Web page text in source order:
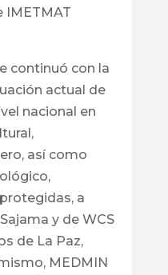
IMETMAT
continuó con la
actual de
nacional en
así como
a
y de WCS
de La Paz,
MEDMIN